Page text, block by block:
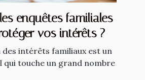
enquêtes familiales
vos intérêts ?
intérêts familiaux est un
qui touche un grand nombre